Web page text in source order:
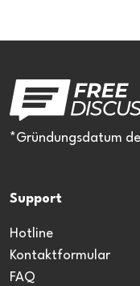
*Gründungsdatum
Support
Hotline
Kontaktformular
FAQ